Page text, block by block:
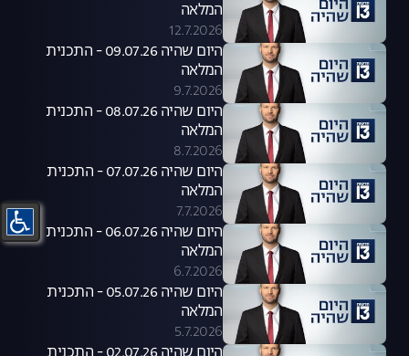
המלאה
12.7.2026
היום שהיה 09.07.26 - התכנית
המלאה
9.7.2026
היום שהיה 08.07.26 - התכנית
המלאה
8.7.2026
היום שהיה 07.07.26 - התכנית
המלאה
7.7.2026
היום שהיה 06.07.26 - התכנית
המלאה
6.7.2026
היום שהיה 05.07.26 - התכנית
המלאה
5.7.2026